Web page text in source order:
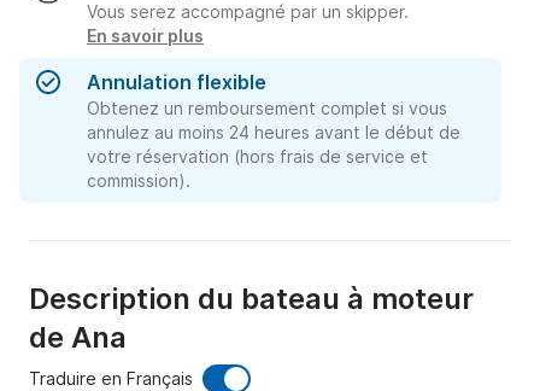
Vous serez accompagné par un skipper.
En savoir plus
Annulation flexible
Obtenez un remboursement complet si vous
annulez au moins 24 heures avant le début de
votre réservation (hors frais de service et
commission).
Description du bateau à moteur
de Ana
Traduire en Français